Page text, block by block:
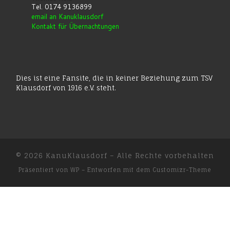
Tel. 0174 9136899
email an Kanuklausdorf
Kontakt für Übernachtungen
Dies ist eine Fansite, die in keiner Beziehung zum TSV
Klausdorf von 1916 e.V. steht.
© 2026 KanuKlausdorf – Alle Rechte vorbehalten
Präsentiert von WP – Entworfen mit dem Customizr-Theme